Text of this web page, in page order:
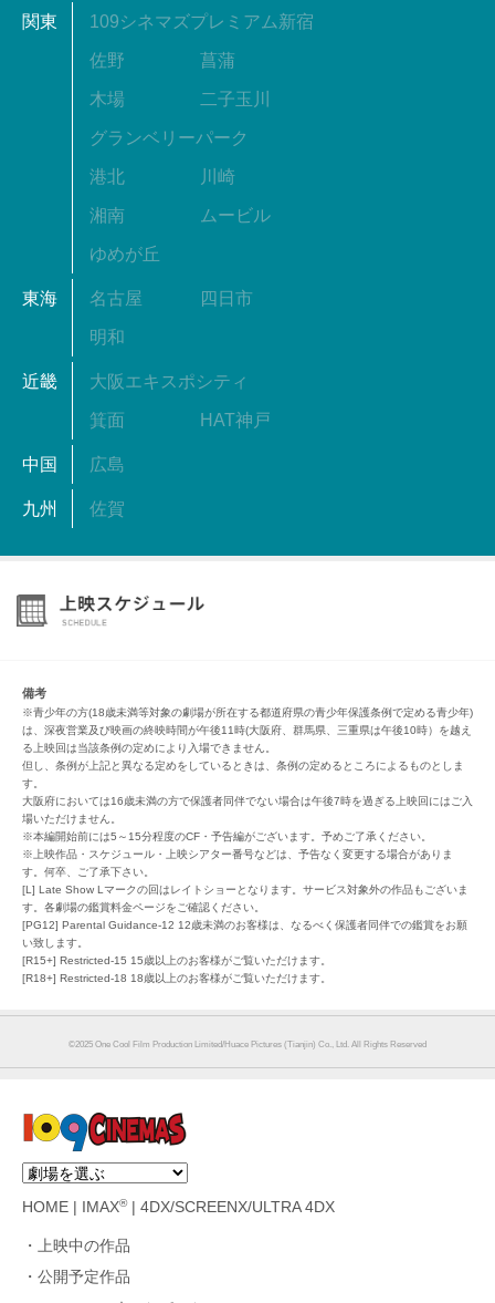
関東 109シネマズプレミアム新宿
佐野 菖蒲
木場 二子玉川
グランベリーパーク
港北 川崎
湘南 ムービル
ゆめが丘
東海 名古屋 四日市
明和
近畿 大阪エキスポシティ
箕面 HAT神戸
中国 広島
九州 佐賀
備考
※青少年の方(18歳未満等対象の劇場が所在する都道府県の青少年保護条例で定める青少年)
は、深夜営業及び映画の終映時間が午後11時(大阪府、群馬県、三重県は午後10時）を越え
る上映回は当該条例の定めにより入場できません。
但し、条例が上記と異なる定めをしているときは、条例の定めるところによるものとしま
す。
大阪府においては16歳未満の方で保護者同伴でない場合は午後7時を過ぎる上映回にはご入
場いただけません。
※本編開始前には5～15分程度のCF・予告編がございます。予めご了承ください。
※上映作品・スケジュール・上映シアター番号などは、予告なく変更する場合がありま
す。何卒、ご了承下さい。
[L] Late Show Lマークの回はレイトショーとなります。サービス対象外の作品もございま
す。各劇場の鑑賞料金ページをご確認ください。
[PG12] Parental Guidance-12 12歳未満のお客様は、なるべく保護者同伴での鑑賞をお願
い致します。
[R15+] Restricted-15 15歳以上のお客様がご覧いただけます。
[R18+] Restricted-18 18歳以上のお客様がご覧いただけます。
©︎2025 One Cool Film Production Limited/Huace Pictures (Tianjin) Co., Ltd. All Rights Reserved
HOME IMAX®| 4DX/SCREENX/ULTRA 4DX
上映中の作品
公開予定作品